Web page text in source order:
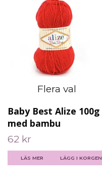
Flera val
Baby Best Alize 100g
med bambu
62 kr
LÄS MER LÄGG I KORGEN